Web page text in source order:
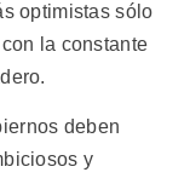
optimistas sólo
la constante
deben
y